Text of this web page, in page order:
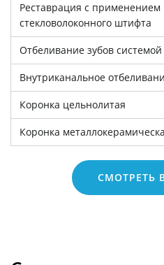
Реставрация с применением
стекловолоконного штифта
Отбеливание зубов
Внутриканальное
Коронка цельнолитая
Коронка
СМОТРЕТЬ